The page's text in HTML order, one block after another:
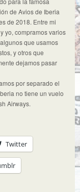
de Avios de Iberia
de 2018. Entre mi
yo, compramos varios
que usamos
y otros que
dejamos pasar
por separado el
no tiene un vuelo
Airways.
Twitter